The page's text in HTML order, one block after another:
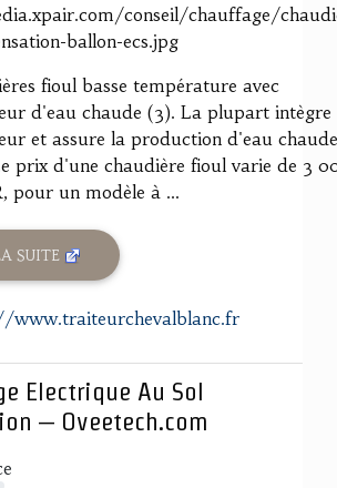
conseil/chauffage/
ballon-ecs.jpg
fioul basse température avec
d'eau chaude (3). La plupart intègre
et assure la production d'eau chaude
prix d'une chaudière fioul varie de 3
pour un modèle à ...
SUITE
www.traiteurchevalblanc.fr
Electrique Au Sol
– Oveetech.com